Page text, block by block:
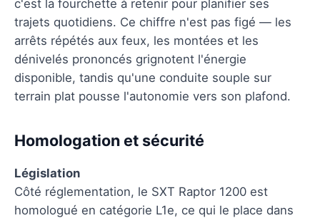
c'est la fourchette à retenir pour planifier ses
trajets quotidiens. Ce chiffre n'est pas figé — les
arrêts répétés aux feux, les montées et les
dénivelés prononcés grignotent l'énergie
disponible, tandis qu'une conduite souple sur
terrain plat pousse l'autonomie vers son plafond.
Homologation et sécurité
Législation
Côté réglementation, le SXT Raptor 1200 est
homologué en catégorie L1e, ce qui le place dans